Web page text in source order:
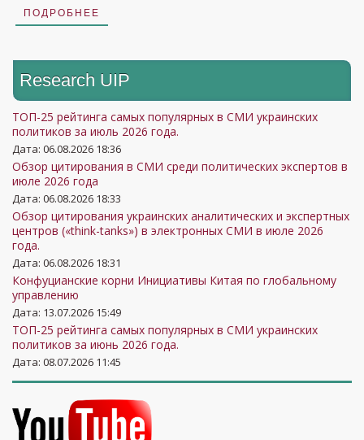
ПОДРОБНЕЕ
Research UIP
ТОП-25 рейтинга самых популярных в СМИ украинских
политиков за июль 2026 года.
Дата: 06.08.2026 18:36
Обзор цитирования в СМИ среди политических экспертов в
июле 2026 года
Дата: 06.08.2026 18:33
Обзор цитирования украинских аналитических и экспертных
центров («think-tanks») в электронных СМИ в июле 2026
года.
Дата: 06.08.2026 18:31
Конфуцианские корни Инициативы Китая по глобальному
управлению
Дата: 13.07.2026 15:49
ТОП-25 рейтинга самых популярных в СМИ украинских
политиков за июнь 2026 года.
Дата: 08.07.2026 11:45